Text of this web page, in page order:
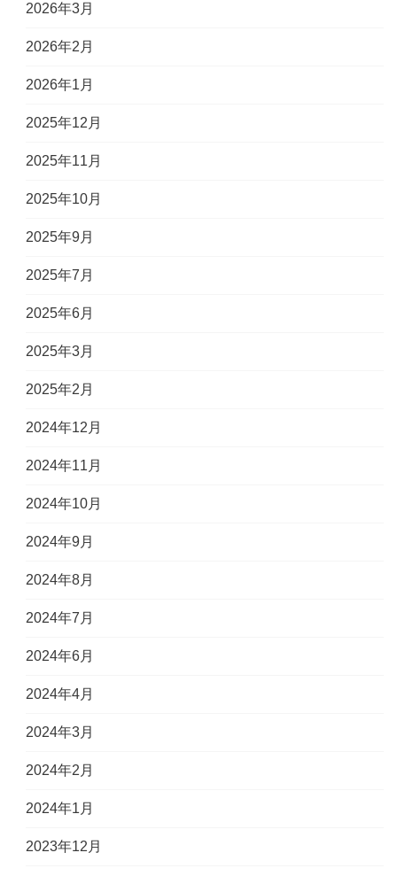
2026年3月
2026年2月
2026年1月
2025年12月
2025年11月
2025年10月
2025年9月
2025年7月
2025年6月
2025年3月
2025年2月
2024年12月
2024年11月
2024年10月
2024年9月
2024年8月
2024年7月
2024年6月
2024年4月
2024年3月
2024年2月
2024年1月
2023年12月